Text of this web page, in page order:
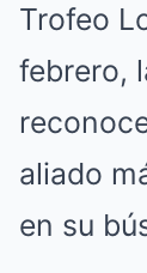
Trofeo
febrero,
aliado
en su